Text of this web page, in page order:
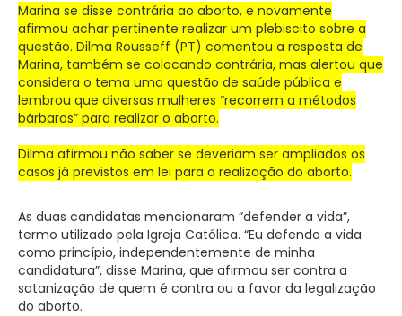
Marina se disse contrária ao aborto, e novamente
afirmou achar pertinente realizar um plebiscito sobre a
questão. Dilma Rousseff (PT) comentou a resposta de
Marina, também se colocando contrária, mas alertou que
considera o tema uma questão de saúde pública e
lembrou que diversas mulheres “recorrem a métodos
bárbaros” para realizar o aborto.
Dilma afirmou não saber se deveriam ser ampliados os
casos já previstos em lei para a realização do aborto.
As duas candidatas mencionaram “defender a vida”,
termo utilizado pela Igreja Católica. “Eu defendo a vida
como princípio, independentemente de minha
candidatura”, disse Marina, que afirmou ser contra a
satanização de quem é contra ou a favor da legalização
do aborto.